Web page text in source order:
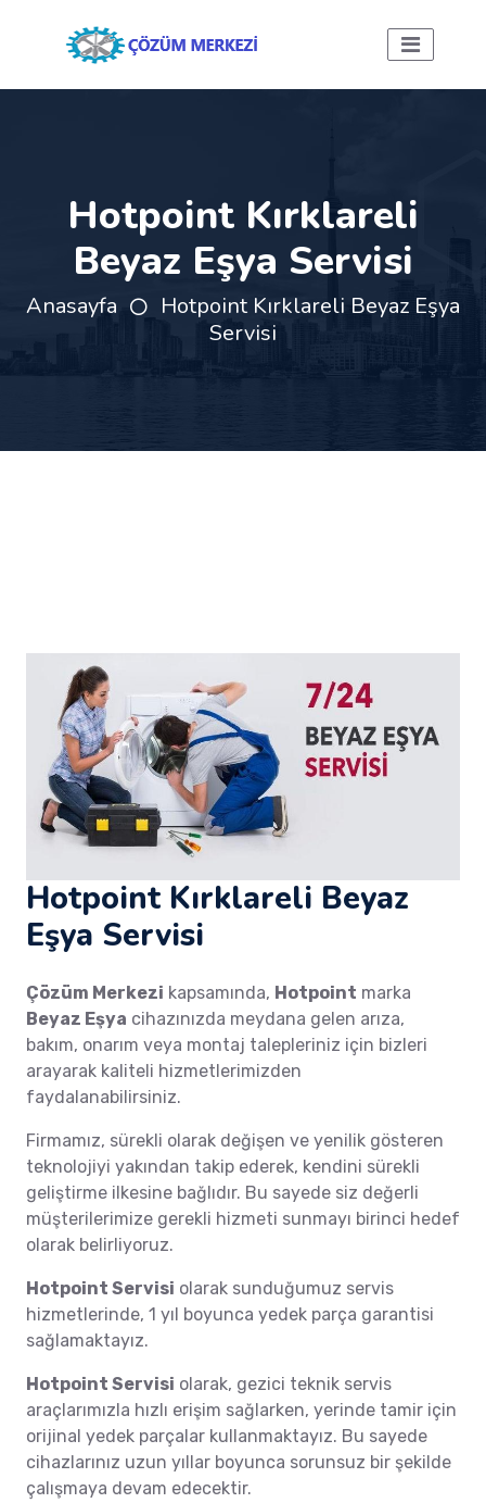
Hotpoint Kırklareli
Beyaz Eşya Servisi
Anasayfa
Hotpoint Kırklareli Beyaz Eşya
Servisi
Hotpoint Kırklareli Beyaz
Eşya Servisi
Çözüm Merkezi kapsamında, Hotpoint marka
Beyaz Eşya cihazınızda meydana gelen arıza,
bakım, onarım veya montaj talepleriniz için bizleri
arayarak kaliteli hizmetlerimizden
faydalanabilirsiniz.
Firmamız, sürekli olarak değişen ve yenilik gösteren
teknolojiyi yakından takip ederek, kendini sürekli
geliştirme ilkesine bağlıdır. Bu sayede siz değerli
müşterilerimize gerekli hizmeti sunmayı birinci hedef
olarak belirliyoruz.
Hotpoint Servisi olarak sunduğumuz servis
hizmetlerinde, 1 yıl boyunca yedek parça garantisi
sağlamaktayız.
Hotpoint Servisi olarak, gezici teknik servis
araçlarımızla hızlı erişim sağlarken, yerinde tamir için
orijinal yedek parçalar kullanmaktayız. Bu sayede
cihazlarınız uzun yıllar boyunca sorunsuz bir şekilde
çalışmaya devam edecektir.